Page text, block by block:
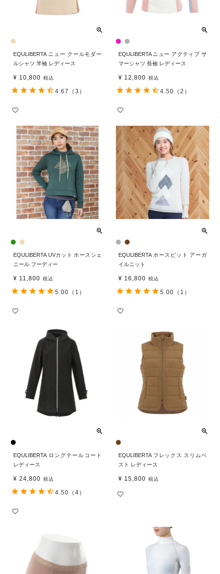
EQULIBERTA ニュー クールモダー
ルシャツ 半袖 レディース
¥ 10,800 税込
4.67 （3）
EQULIBERTA ニュー アクティブ サ
マーシャツ 長袖 レディース
¥ 12,800 税込
4.50 （2）
EQULIBERTA UVカット ホースシェ
ニール フーディー
¥ 11,800 税込
5.00 （1）
EQULIBERTA ホースビット アーガ
イルニット
¥ 16,800 税込
5.00 （1）
EQULIBERTA ロングテールコート
レディース
¥ 24,800 税込
4.50 （4）
EQULIBERTA フレックス スリムベ
スト レディース
¥ 15,800 税込